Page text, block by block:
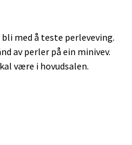
med å teste perleveving.
av perler på ein minivev.
være i hovudsalen.